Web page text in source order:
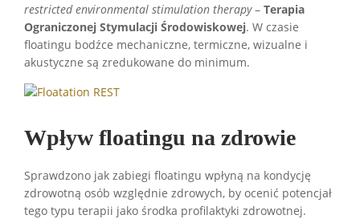
restricted environmental stimulation therapy– Terapia
Ograniczonej Stymulacji Środowiskowej. W czasie
floatingu bodźce mechaniczne, termiczne, wizualne i
akustyczne są zredukowane do minimum.
Wpływ floatingu na zdrowie
Sprawdzono jak zabiegi floatingu wpłyną na kondycję
zdrowotną osób względnie zdrowych, by ocenić potencjał
tego typu terapii jako środka profilaktyki zdrowotnej.